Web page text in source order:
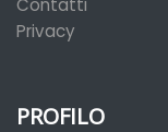
Contatti
Privacy
PROFILO